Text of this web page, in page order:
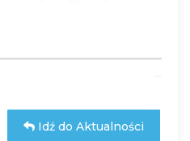
Idź do Aktualności